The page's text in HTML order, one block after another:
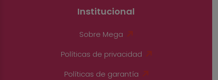
Institucional
Sobre Mega
Políticas de privacidad
Políticas de garantía